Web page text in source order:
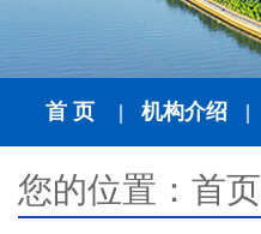
首 页 | 机构介绍 |
您的位置： 首页